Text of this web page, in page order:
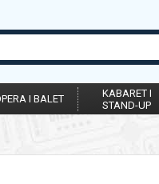
I BALET
KABARET I
STAND-UP